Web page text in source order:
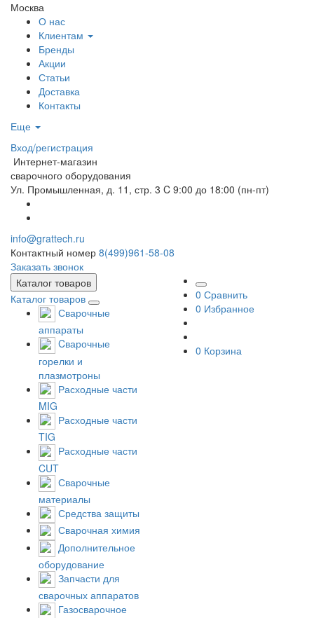
Москва
О нас
Клиентам
Бренды
Акции
Статьи
Доставка
Контакты
Еще
Вход/регистрация
Интернет-магазин
сварочного оборудования
Ул. Промышленная, д. 11, стр. 3 C 9:00 до 18:00 (пн-пт)
info@grattech.ru
Контактный номер 8(499)961-58-08
Заказать звонок
Каталог товаров
Каталог товаров
Сварочные
аппараты
Cварочные
горелки и
плазмотроны
Расходные части
MIG
Расходные части
TIG
Расходные части
CUT
Сварочные
материалы
Средства защиты
Сварочная химия
Дополнительное
оборудование
Запчасти для
сварочных аппаратов
Газосварочное
0 Сравнить
0 Избранное
0 Корзина